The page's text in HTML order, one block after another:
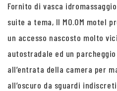
Fornito di vasca
suite a tema, Il MO.OM motel
un accesso nascosto molto
autostradale ed un
all’entrata della camera per
all’oscuro da sguardi